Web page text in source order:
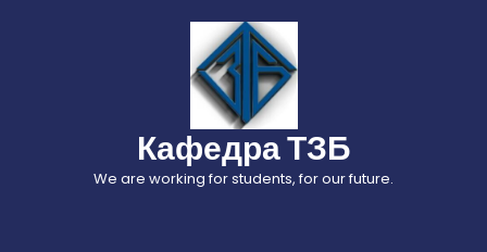
Кафедра ТЗБ
We are working for students, for our future.